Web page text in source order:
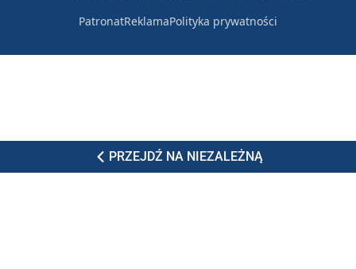
PRZEJDŹ NA NIEZALEŻNĄ
PatronatReklamaPolityka prywatności